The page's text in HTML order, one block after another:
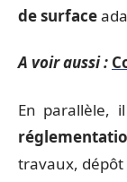
de surface
A voir aussi :
En parallèle,
travaux, dépôt